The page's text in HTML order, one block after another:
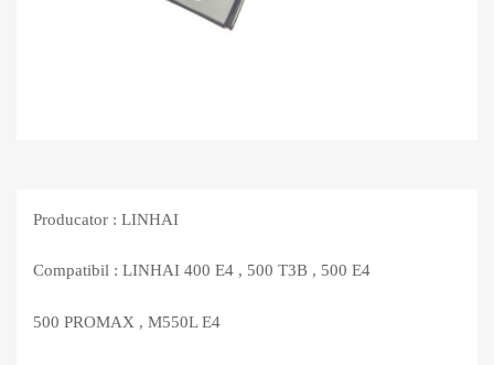
Producator : LINHAI
Compatibil : LINHAI 400 E4 , 500 T3B , 500 E4
500 PROMAX , M550L E4